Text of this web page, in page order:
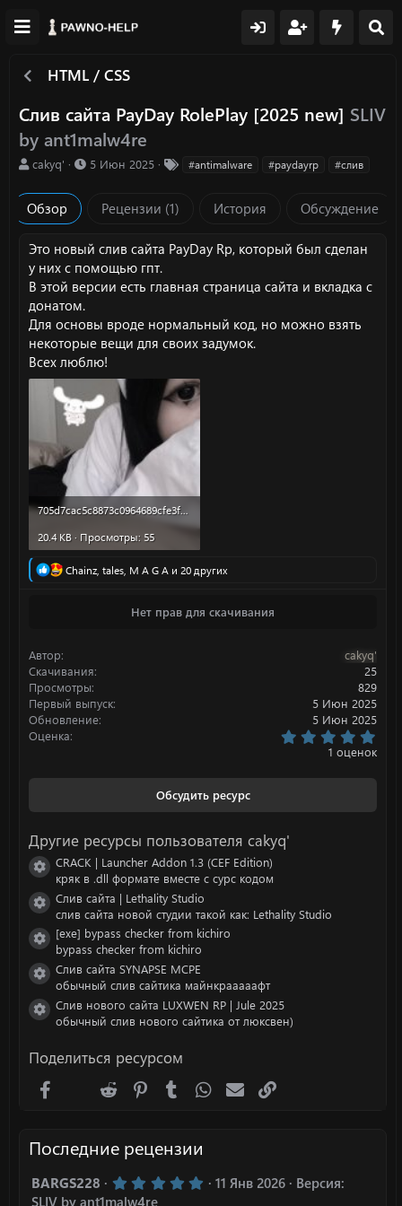
HTML / CSS
Слив сайта PayDay RolePlay [2025 new] SLIV
by ant1malw4re
А
т
о
р
cakyq'
Д
о
д
а
и
я
5 Июн 2025 #antimalware #paydayrp #слив
Обзор Рецензии (1) История Обсуждение
Это новый слив сайта PayDay Rp, который был сделан
у них с помощью гпт.
В этой версии есть главная страница сайта и вкладка с
донатом.
Для основы вроде нормальный код, но можно взять
некоторые вещи для своих задумок.
Всех люблю!
705d7cac5c8873c0964689cfe3fcdd7c_002.jpg
20.4 KB · Просмотры: 55
Р
:
Chainz, tales, M A G A и 20 других
Нет прав для скачивания
Автор
cakyq'
Скачивания
25
Просмотры
829
Первый выпуск
5 Июн 2025
Обновление
5 Июн 2025
Оценка
.
0
1 оценок
Обсудить ресурс
Другие ресурсы пользователя cakyq'
Иконка ресурса
CRACK | Launcher Addon 1.3 (CEF Edition)
кряк в .dll формате вместе с сурс кодом
Иконка ресурса
Слив сайта | Lethality Studio
слив сайта новой студии такой как: Lethality Studio
Иконка ресурса
[exe] bypass checker from kichiro
bypass checker from kichiro
Иконка ресурса
Слив сайта SYNAPSE MCPE
обычный слив сайтика майнкрааааафт
Иконка ресурса
Слив нового сайта LUXWEN RP | Jule 2025
обычный слив нового сайтика от люксвен)
Поделиться ресурсом
FacebookX (Twitter)
Reddit PinterestTumblr WhatsAppЭлектронная почта
Последние рецензии
BARGS228 5 11 Янв 2026
Версия:
SLIV by ant1malw4re